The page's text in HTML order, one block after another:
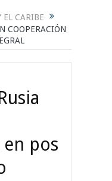
EL CARIBE
COOPERACIÓN
pos